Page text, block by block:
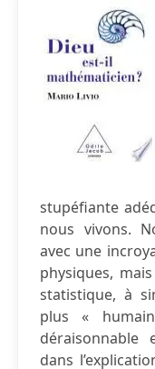
stupéfiante
nous vivons.
avec une
physiques,
statistique, à
plus «
déraisonnable
dans